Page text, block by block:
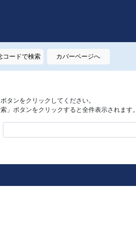
コードで検索 カバーページへ
タンをクリックしてください。
」ボタンをクリックすると全件表示されます。